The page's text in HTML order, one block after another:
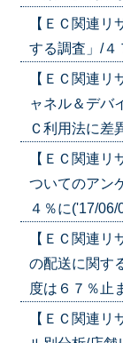
【ＥＣ関連
する調査」/４
【ＥＣ関連
ャネル＆デバ
Ｃ利用法に差
【ＥＣ関連
ついてのアン
４％に('17/06/
【ＥＣ関連リ
の配送に関す
度は６７％止
【ＥＣ関連